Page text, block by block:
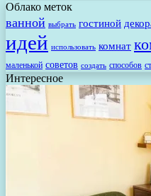
Облако меток
ванной выбрать гостиной
идей использовать комнат
маленькой советов создать способов
Интересное